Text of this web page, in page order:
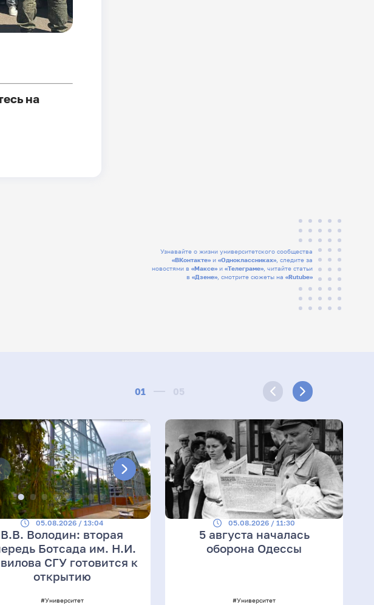
на
Узнавайте о жизни университетского сообщества
«ВКонтакте» и«Одноклассниках», следите за
новостями в«Максе» и«Телеграме», читайте статьи
в«Дзене», смотрите сюжеты на«Rutube»
01 05
05.08.2026 / 13:04
В.В. Володин: вторая
Ботсада им. Н.И.
СГУ готовится к
открытию
#Университет
05.08.2026 / 11:30
5 августа началась
оборона Одессы
#Университет